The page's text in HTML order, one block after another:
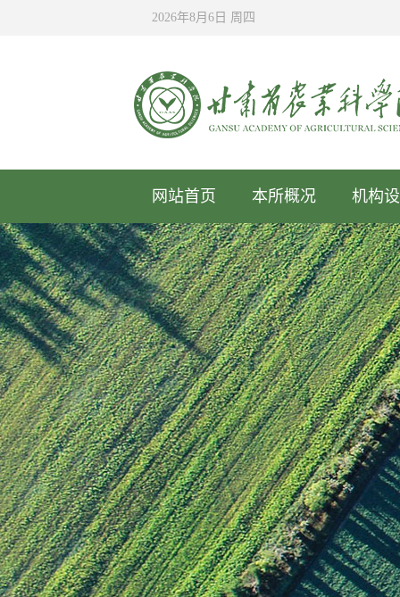
2026年8月6日 周四
网站首页 本所概况 机构